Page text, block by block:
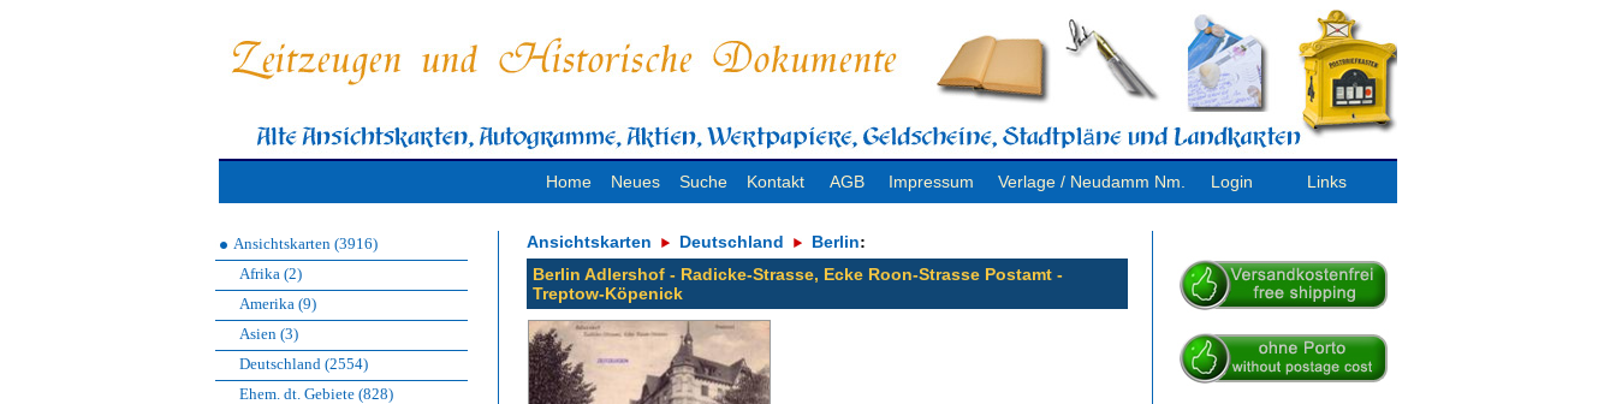
Home Neues Suche Kontakt AGB Impressum Verlage / Neudamm Nm. Login Links
Ansichtskarten (3916)
Afrika (2)
Amerika (9)
Asien (3)
Deutschland (2554)
Ehem. dt. Gebiete (828)
Ansichtskarten Deutschland Berlin:
Berlin Adlershof - Radicke-Strasse, Ecke Roon-Strasse Postamt -
Treptow-Köpenick